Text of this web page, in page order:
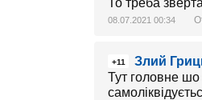
То треба
08.07.2021 00:34
+11
Злий
Тут головне